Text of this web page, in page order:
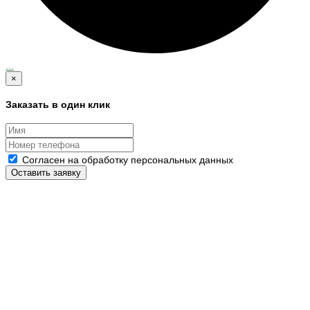
...
×
Заказать в один клик
Согласен на обработку персональных данных
Оставить заявку